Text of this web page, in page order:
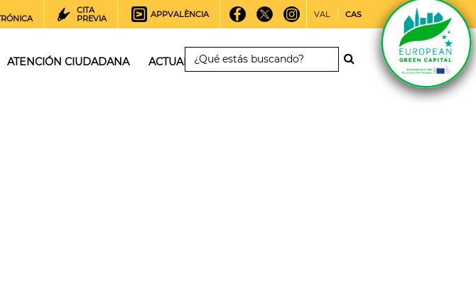
CITA
PREVIA
APPVALÈNCIA VAL CAS
ATENCIÓN CIUDADANA ACTUALIDAD